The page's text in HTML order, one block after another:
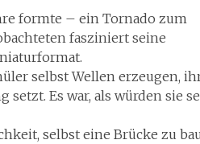
formte – ein Tornado zum
fasziniert seine
selbst Wellen erzeugen,
Es war, als würden sie
selbst eine Brücke zu